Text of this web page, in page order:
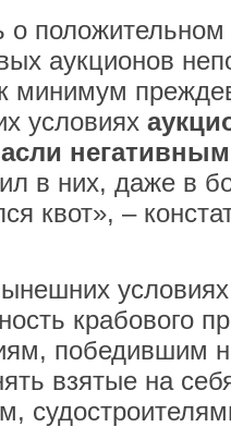
о
аукционов
минимум
условиях
в них, даже в
квот», –
условиях
крабового
победившим
взятые на